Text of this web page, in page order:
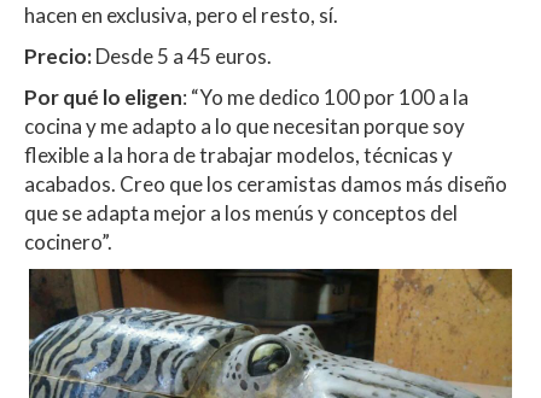
hacen en exclusiva, pero el resto, sí.
Precio:Desde 5 a 45 euros.
Por qué lo eligen: “Yo me dedico 100 por 100 a la
cocina y me adapto a lo que necesitan porque soy
flexible a la hora de trabajar modelos, técnicas y
acabados. Creo que los ceramistas damos más diseño
que se adapta mejor a los menús y conceptos del
cocinero”.